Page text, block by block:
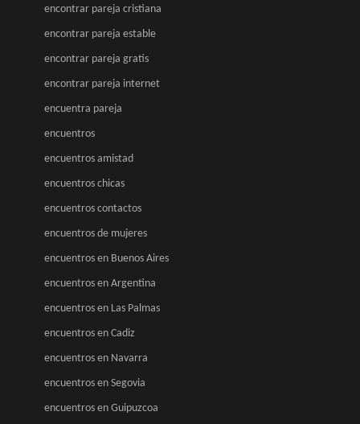
encontrar pareja cristiana
encontrar pareja estable
encontrar pareja gratis
encontrar pareja internet
encuentra pareja
encuentros
encuentros amistad
encuentros chicas
encuentros contactos
encuentros de mujeres
encuentros en Buenos Aires
encuentros en Argentina
encuentros en Las Palmas
encuentros en Cadiz
encuentros en Navarra
encuentros en Segovia
encuentros en Guipuzcoa